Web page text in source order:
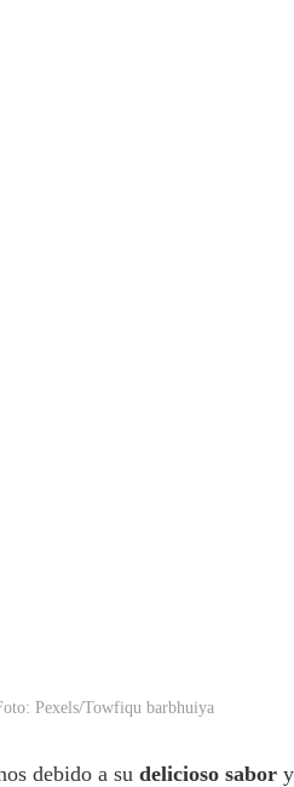
Pexels/Towfiqu barbhuiya
debido a su delicioso sabor y